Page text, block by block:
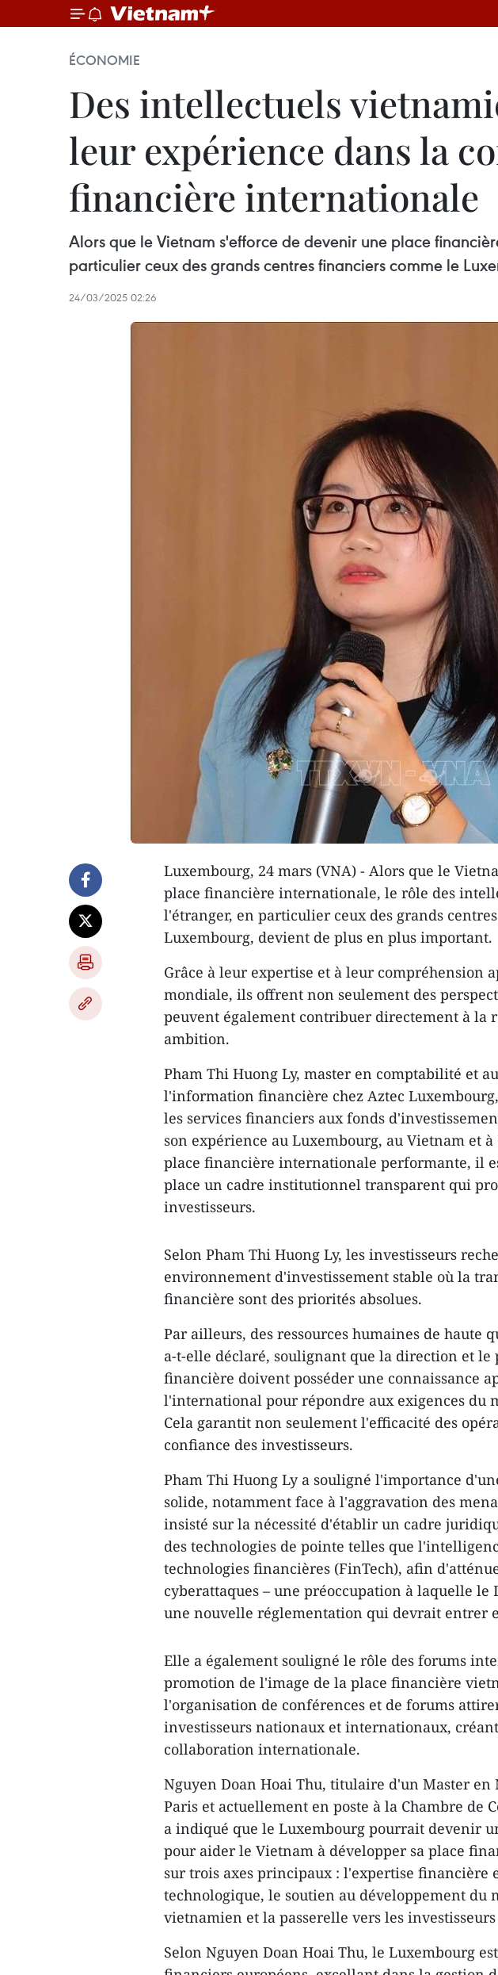
ÉCONOMIE
Des intellectuels
leur expérience dans la
financière internationale
Alors que le Vietnam s'efforce de devenir une place
particulier ceux des grands centres financiers comme le
24/03/2025 02:26
Luxembourg, 24 mars (VNA) - Alors que le
place financière internationale, le rôle des
l'étranger, en particulier ceux des grands
Luxembourg, devient de plus en plus important.
Grâce à leur expertise et à leur compréhension
mondiale, ils offrent non seulement des
peuvent également contribuer directement à la
ambition.
Pham Thi Huong Ly, master en comptabilité et
l'information financière chez Aztec
les services financiers aux fonds
son expérience au Luxembourg, au Vietnam et
place financière internationale performante, il
place un cadre institutionnel transparent qui
investisseurs.
Selon Pham Thi Huong Ly, les investisseurs
environnement d'investissement stable où la
financière sont des priorités absolues.
Par ailleurs, des ressources humaines de haute
a-t-elle déclaré, soulignant que la direction et le
financière doivent posséder une connaissance
l'international pour répondre aux exigences du
Cela garantit non seulement l'efficacité des
confiance des investisseurs.
Pham Thi Huong Ly a souligné l'importance
solide, notamment face à l'aggravation des
insisté sur la nécessité d'établir un cadre
des technologies de pointe telles que
technologies financières (FinTech), afin
cyberattaques – une préoccupation à laquelle le
une nouvelle réglementation qui devrait entrer
Elle a également souligné le rôle des forums
promotion de l'image de la place financière
l'organisation de conférences et de forums
investisseurs nationaux et internationaux,
collaboration internationale.
Nguyen Doan Hoai Thu, titulaire d'un Master en
Paris et actuellement en poste à la Chambre de
a indiqué que le Luxembourg pourrait devenir
pour aider le Vietnam à développer sa place
sur trois axes principaux : l'expertise financière
technologique, le soutien au développement du
vietnamien et la passerelle vers les
Selon Nguyen Doan Hoai Thu, le Luxembourg